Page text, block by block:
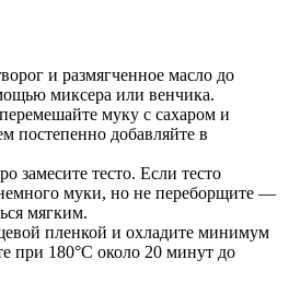
и размягченное масло до
миксера или венчика.
муку с сахаром и
постепенно добавляйте в
замесите тесто. Если тесто
муки, но не переборщите —
мягким.
пленкой и охладите минимум
при 180°С около 20 минут до